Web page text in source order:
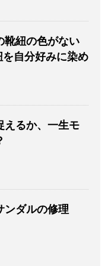
靴紐の色がない
自分好みに染め
えるか、一生モ
ンダルの修理